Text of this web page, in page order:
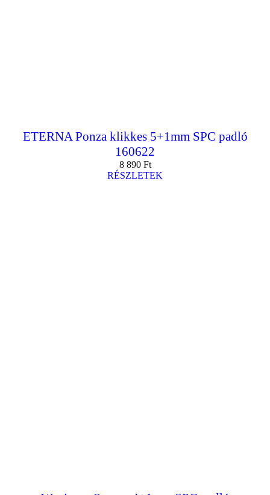
ETERNA Ponza klikkes 5+1mm SPC padló
160622
8 890 Ft
RÉSZLETEK